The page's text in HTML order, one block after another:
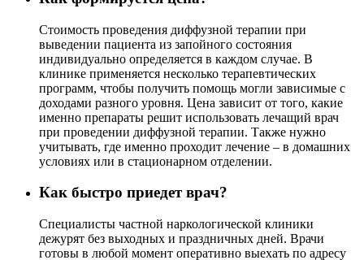
Стоимость проведения диффузной терапии при
выведении пациента из запойного состояния
индивидуально определяется в каждом случае. В
клинике применяется несколько терапевтических
программ, чтобы получить помощь могли зависимые с
доходами разного уровня. Цена зависит от того, какие
именно препараты решит использовать лечащий врач
при проведении диффузной терапии. Также нужно
учитывать, где именно проходит лечение – в домашних
условиях или в стационарном отделении.
Как быстро приедет врач?
Специалисты частной наркологической клиники
дежурят без выходных и праздничных дней. Врачи
готовы в любой момент оперативно выехать по адресу